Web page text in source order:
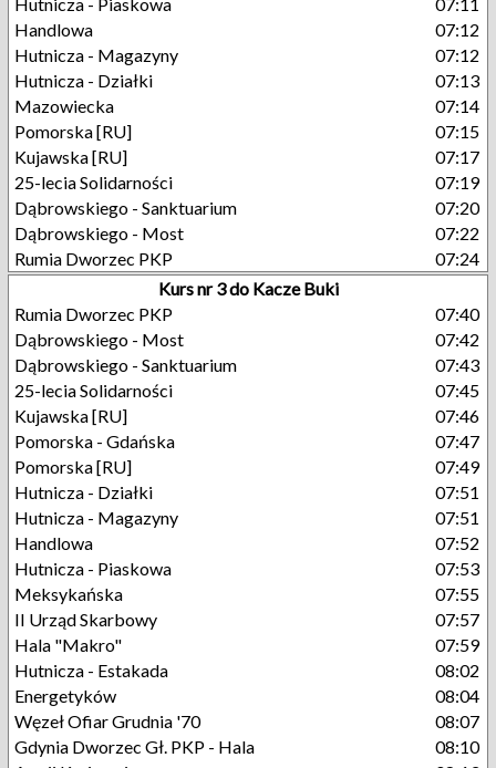
Handlowa
07:12
Hutnicza - Magazyny
07:12
Hutnicza - Działki
07:13
Mazowiecka
07:14
Pomorska [RU]
07:15
Kujawska [RU]
07:17
25-lecia Solidarności
07:19
Dąbrowskiego - Sanktuarium
07:20
Dąbrowskiego - Most
07:22
Rumia Dworzec PKP
07:24
Kurs nr 3 do Kacze Buki
Rumia Dworzec PKP
07:40
Dąbrowskiego - Most
07:42
Dąbrowskiego - Sanktuarium
07:43
25-lecia Solidarności
07:45
Kujawska [RU]
07:46
Pomorska - Gdańska
07:47
Pomorska [RU]
07:49
Hutnicza - Działki
07:51
Hutnicza - Magazyny
07:51
Handlowa
07:52
Hutnicza - Piaskowa
07:53
Meksykańska
07:55
II Urząd Skarbowy
07:57
Hala "Makro"
07:59
Hutnicza - Estakada
08:02
Energetyków
08:04
Węzeł Ofiar Grudnia '70
08:07
Gdynia Dworzec Gł. PKP - Hala
08:10